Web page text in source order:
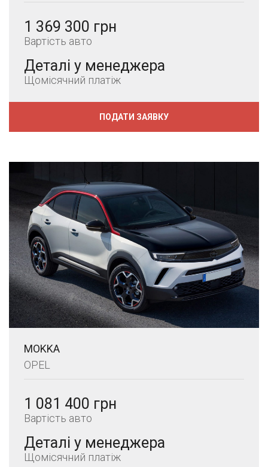
1 369 300 грн
Вартість авто
Деталі у менеджера
Щомісячний платіж
ПОДАТИ ЗАЯВКУ
MOKKA
OPEL
1 081 400 грн
Вартість авто
Деталі у менеджера
Щомісячний платіж